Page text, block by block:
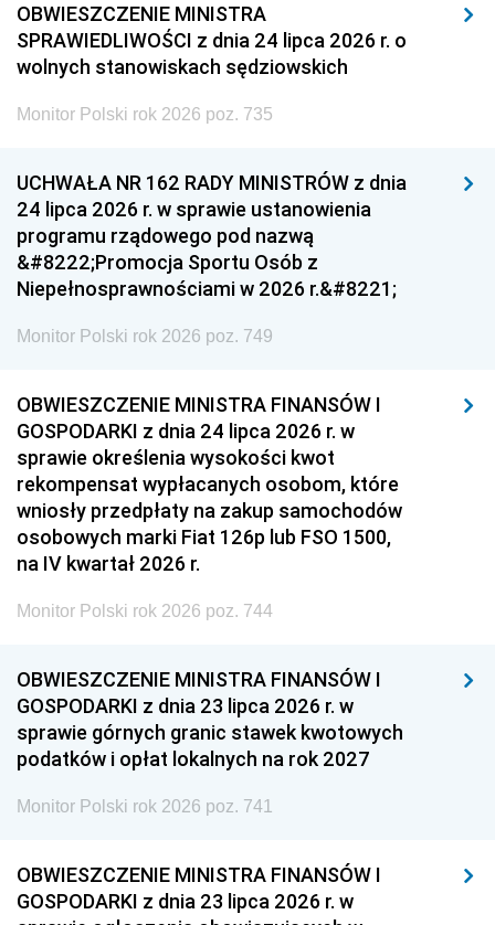
OBWIESZCZENIE MINISTRA
SPRAWIEDLIWOŚCI z dnia 24 lipca 2026 r. o
wolnych stanowiskach sędziowskich
Monitor Polski rok 2026 poz. 735
UCHWAŁA NR 162 RADY MINISTRÓW z dnia
24 lipca 2026 r. w sprawie ustanowienia
programu rządowego pod nazwą
&#8222;Promocja Sportu Osób z
Niepełnosprawnościami w 2026 r.&#8221;
Monitor Polski rok 2026 poz. 749
OBWIESZCZENIE MINISTRA FINANSÓW I
GOSPODARKI z dnia 24 lipca 2026 r. w
sprawie określenia wysokości kwot
rekompensat wypłacanych osobom, które
wniosły przedpłaty na zakup samochodów
osobowych marki Fiat 126p lub FSO 1500,
na IV kwartał 2026 r.
Monitor Polski rok 2026 poz. 744
OBWIESZCZENIE MINISTRA FINANSÓW I
GOSPODARKI z dnia 23 lipca 2026 r. w
sprawie górnych granic stawek kwotowych
podatków i opłat lokalnych na rok 2027
Monitor Polski rok 2026 poz. 741
OBWIESZCZENIE MINISTRA FINANSÓW I
GOSPODARKI z dnia 23 lipca 2026 r. w